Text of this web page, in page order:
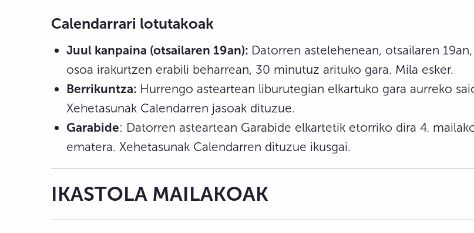
Calendarrari lotutakoak
Juul kanpaina (otsailaren 19an): Datorren astelehenean, otsailaren
osoa irakurtzen erabili beharrean, 30 minutuz arituko gara. Mila esker.
Berrikuntza: Hurrengo asteartean liburutegian elkartuko gara aurreko
Xehetasunak Calendarren jasoak dituzue.
Garabide: Datorren asteartean Garabide elkartetik etorriko dira 4.
ematera. Xehetasunak Calendarren dituzue ikusgai.
IKASTOLA MAILAKOAK